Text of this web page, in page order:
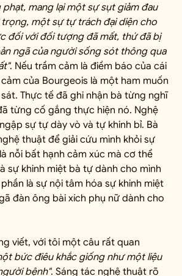
mang lại một sự sụt giảm đau
một sự tự trách đại diện cho
đối với đối tượng đã mất, thứ đã bị
ngã của người sống sót thông qua
. Nếu trầm cảm là điềm báo của cái
của Bourgeois là một ham muốn
Thực tế đã ghi nhận bà từng nghĩ
từng cố gắng thực hiện nó. Nghệ
sự tự dày vò và tự khinh bỉ. Bà
thuật để giải cứu mình khỏi sự
nỗi bất hạnh cảm xúc mà cơ thể
sự khinh miệt bà tự dành cho mình
là sự nội tâm hóa sự khinh miệt
đàn ông bài xích phụ nữ dành cho
viết, với tôi một câu rất quan
bức điêu khắc giống như một liệu
bệnh". Sáng tác nghệ thuật rõ